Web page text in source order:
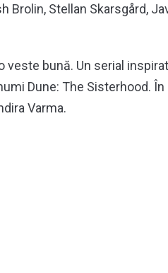
Brolin, Stellan Skarsgård,
veste bună. Un serial
Dune: The Sisterhood.
Varma.